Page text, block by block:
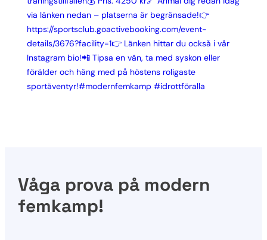
Våga prova på modern
femkamp!